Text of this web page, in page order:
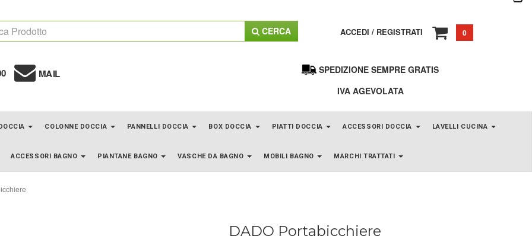
CERCA ACCEDI / REGISTRATI 0
MAIL
SPEDIZIONE SEMPRE GRATIS
IVA AGEVOLATA
COLONNE DOCCIA PANNELLI DOCCIA BOX DOCCIA PIATTI DOCCIA ACCESSORI DOCCIA LAVELLI CUCINA
ACCESSORI BAGNO PIANTANE BAGNO VASCHE DA BAGNO MOBILI BAGNO MARCHI TRATTATI
DADO Portabicchiere